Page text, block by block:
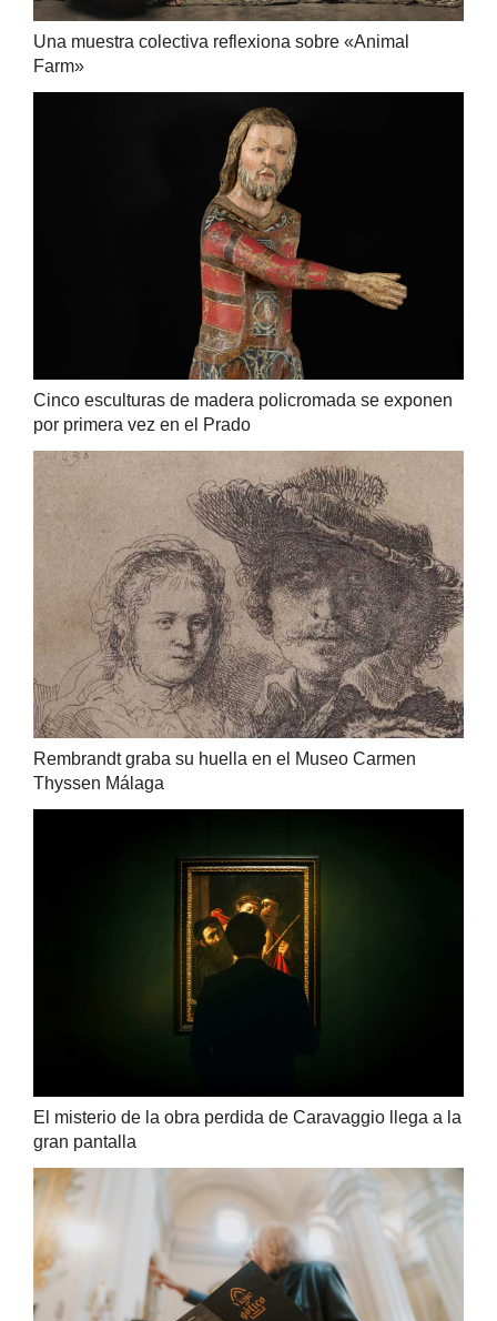
Una muestra colectiva reflexiona sobre «Animal
Farm»
Cinco esculturas de madera policromada se exponen
por primera vez en el Prado
Rembrandt graba su huella en el Museo Carmen
Thyssen Málaga
El misterio de la obra perdida de Caravaggio llega a la
gran pantalla